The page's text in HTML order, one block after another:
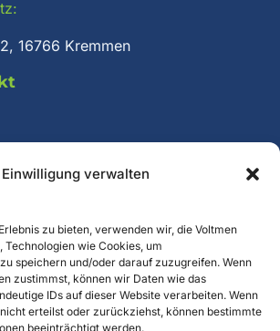
Einwilligung verwalten
zu bieten, verwenden wir, die Voltmen
Technologien wie Cookies, um
speichern und/oder darauf zuzugreifen. Wenn
zustimmst, können wir Daten wie das
IDs auf dieser Website verarbeiten. Wenn
erteilst oder zurückziehst, können bestimmte
beeinträchtigt werden.
16766 Kremmen
97 57
Anfrage senden